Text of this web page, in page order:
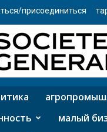
присоединиться
малый